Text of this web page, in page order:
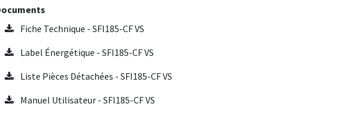
Fiche Technique - SFI185-CF VS
Label Énergétique - SFI185-CF VS
Liste Pièces Détachées - SFI185-CF VS
Manuel Utilisateur - SFI185-CF VS